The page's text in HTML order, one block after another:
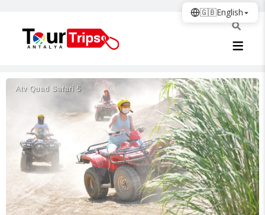
Atv Quad Safari̇ 5
🇬🇧English